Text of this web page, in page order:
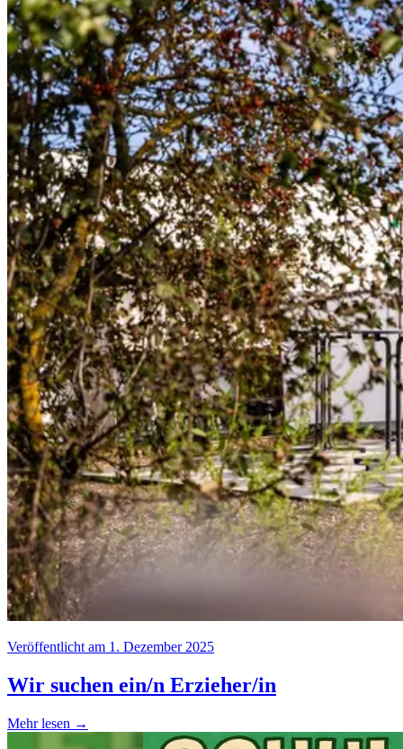
Veröffentlicht am 1. Dezember 2025
Wir suchen ein/n Erzieher/in
Mehr lesen →